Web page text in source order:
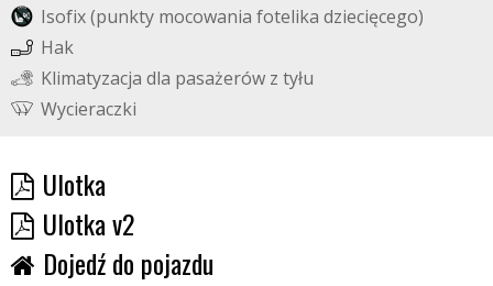
Isofix(punkty mocowania fotelika dziecięcego)
Hak
Klimatyzacja dla pasażerów z tyłu
Wycieraczki
Ulotka
Ulotka v2
Dojedź do pojazdu